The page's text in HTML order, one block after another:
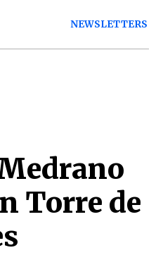
NEWSLETTERS
Torre de